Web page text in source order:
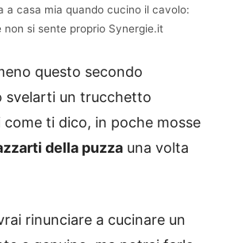
a casa mia quando cucino il cavolo:
non si sente proprio Synergie.it
questo secondo
svelarti un trucchetto
come ti dico, in poche mosse
della puzza una volta
rinunciare a cucinare un